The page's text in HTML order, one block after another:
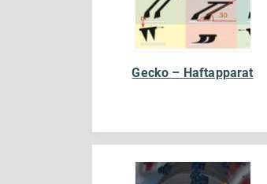
Gecko – Haftapparat